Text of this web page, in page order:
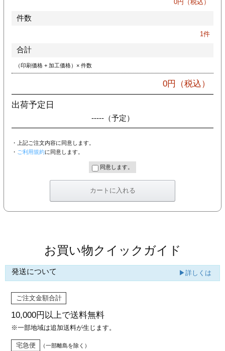
0円（税込）
件数
1件
合計
（印刷価格 + 加工価格）× 件数
0円（税込）
出荷予定日
-----（予定）
・上記ご注文内容に同意します。
・ ご利用規約に同意します。
同意します。
お買い物クイックガイド
発送について ▶詳しくは
ご注文金額合計
10,000円以上で送料無料
※一部地域は追加送料が生じます。
宅急便 （一部離島を除く）